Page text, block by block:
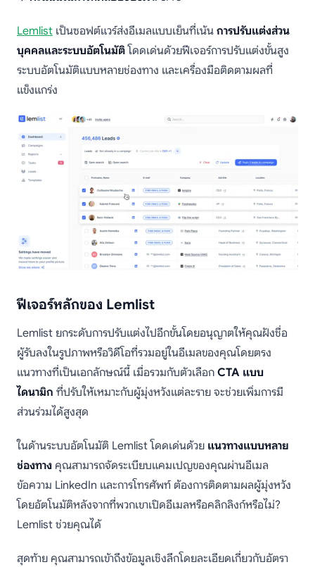
Lemlist เป็นซอฟต์แวร์ส่งอีเมลแบบเย็นที่เน้น การปรับแต่งส่วน
บุคคลและระบบอัตโนมัติโดดเด่นด้วยฟีเจอร์การปรับแต่งขั้นสูง
ระบบอัตโนมัติแบบหลายช่องทาง และเครื่องมือติดตามผลที่
แข็งแกร่ง
ฟีเจอร์หลักของ Lemlist
Lemlist ยกระดับการปรับแต่งไปอีกขั้นโดยอนุญาตให้คุณฝังชื่อ
ผู้รับลงในรูปภาพหรือวิดีโอที่รวมอยู่ในอีเมลของคุณโดยตรง
แนวทางที่เป็นเอกลักษณ์นี้ เมื่อรวมกับตัวเลือก CTA แบบ
ไดนามิก ที่ปรับให้เหมาะกับผู้มุ่งหวังแต่ละราย จะช่วยเพิ่มการมี
ส่วนร่วมได้สูงสุด
ในด้านระบบอัตโนมัติ Lemlist โดดเด่นด้วย แนวทางแบบหลาย
ช่องทาง คุณสามารถจัดระเบียบแคมเปญของคุณผ่านอีเมล
ข้อความ LinkedIn และการโทรศัพท์ ต้องการติดตามผลผู้มุ่งหวัง
โดยอัตโนมัติหลังจากที่พวกเขาเปิดอีเมลหรือคลิกลิงก์หรือไม่?
Lemlist ช่วยคุณได้
สุดท้าย คุณสามารถเข้าถึงข้อมูลเชิงลึกโดยละเอียดเกี่ยวกับอัตรา